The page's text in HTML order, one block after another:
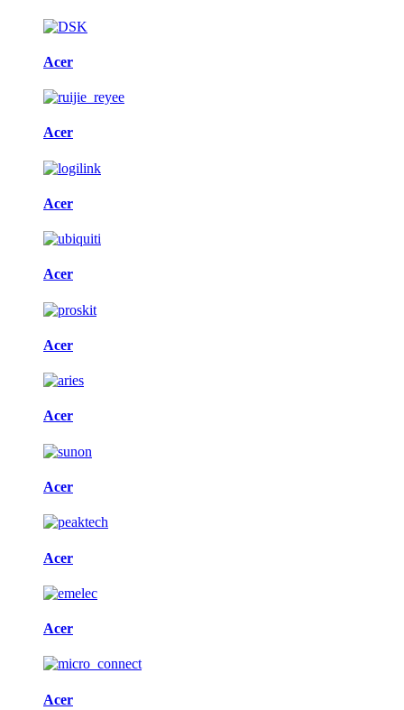
Acer
Acer
Acer
Acer
Acer
Acer
Acer
Acer
Acer
Acer